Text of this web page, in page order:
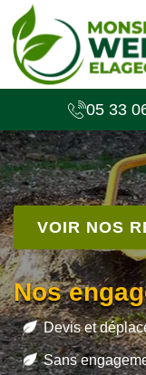
05 33
VOIR NOS
Nos
Devis et
Sans